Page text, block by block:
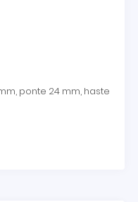
ponte 24 mm, haste